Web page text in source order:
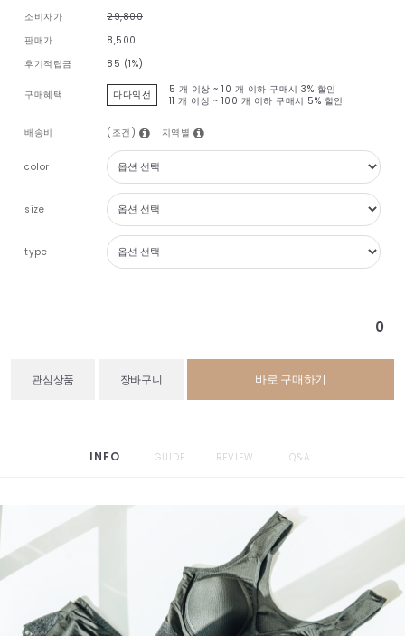
소비자가
29,800
판매가
8,500
후기적립금
85 (1%)
구매혜택 다다익선 5 개 이상 ~ 10 개 이하 구매시 3% 할인
11 개 이상 ~ 100 개 이하 구매시 5% 할인
배송비 (조건) 지역별
color
size
type
0
관심상품 장바구니 바로 구매하기
INFO GUIDE REVIEW Q&A